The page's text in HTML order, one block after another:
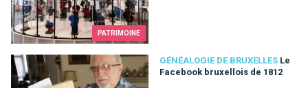
PATRIMOINE
GÉNÉALOGIE DE BRUXELLES Le
Facebook bruxellois de 1812
Le Facebook bruxellois de 1812